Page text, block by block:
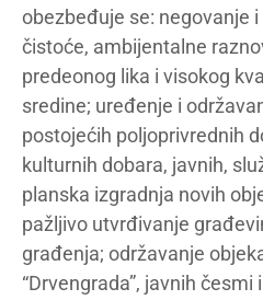
obezbeđuje se: negovanje
čistoće, ambijentalne
predeonog lika i visokog
sredine; uređenje i
postojećih poljoprivrednih
kulturnih dobara, javnih,
planska izgradnja novih
pažljivo utvrđivanje
građenja; održavanje
“Drvengrada”, javnih